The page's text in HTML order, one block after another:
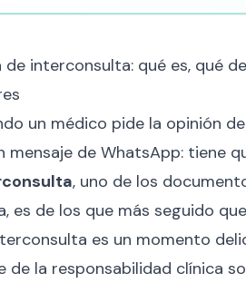
de interconsulta: qué es, qué
un médico pide la opinión
mensaje de WhatsApp: tiene
, uno de los
es de los que más seguido
es un momento
de la responsabilidad clínica